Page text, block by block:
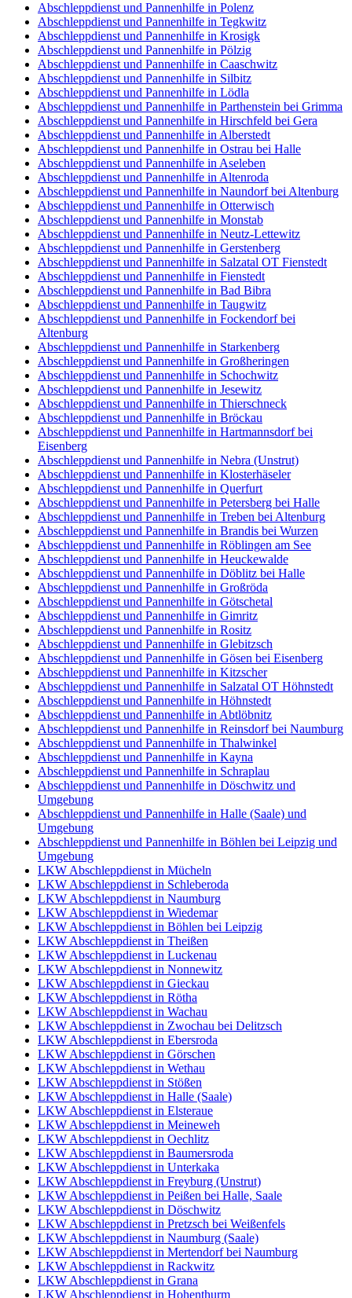
Abschleppdienst und Pannenhilfe in Polenz
Abschleppdienst und Pannenhilfe in Tegkwitz
Abschleppdienst und Pannenhilfe in Krosigk
Abschleppdienst und Pannenhilfe in Pölzig
Abschleppdienst und Pannenhilfe in Caaschwitz
Abschleppdienst und Pannenhilfe in Silbitz
Abschleppdienst und Pannenhilfe in Lödla
Abschleppdienst und Pannenhilfe in Parthenstein bei Grimma
Abschleppdienst und Pannenhilfe in Hirschfeld bei Gera
Abschleppdienst und Pannenhilfe in Alberstedt
Abschleppdienst und Pannenhilfe in Ostrau bei Halle
Abschleppdienst und Pannenhilfe in Aseleben
Abschleppdienst und Pannenhilfe in Altenroda
Abschleppdienst und Pannenhilfe in Naundorf bei Altenburg
Abschleppdienst und Pannenhilfe in Otterwisch
Abschleppdienst und Pannenhilfe in Monstab
Abschleppdienst und Pannenhilfe in Neutz-Lettewitz
Abschleppdienst und Pannenhilfe in Gerstenberg
Abschleppdienst und Pannenhilfe in Salzatal OT Fienstedt
Abschleppdienst und Pannenhilfe in Fienstedt
Abschleppdienst und Pannenhilfe in Bad Bibra
Abschleppdienst und Pannenhilfe in Taugwitz
Abschleppdienst und Pannenhilfe in Fockendorf bei
Altenburg
Abschleppdienst und Pannenhilfe in Starkenberg
Abschleppdienst und Pannenhilfe in Großheringen
Abschleppdienst und Pannenhilfe in Schochwitz
Abschleppdienst und Pannenhilfe in Jesewitz
Abschleppdienst und Pannenhilfe in Thierschneck
Abschleppdienst und Pannenhilfe in Bröckau
Abschleppdienst und Pannenhilfe in Hartmannsdorf bei
Eisenberg
Abschleppdienst und Pannenhilfe in Nebra (Unstrut)
Abschleppdienst und Pannenhilfe in Klosterhäseler
Abschleppdienst und Pannenhilfe in Querfurt
Abschleppdienst und Pannenhilfe in Petersberg bei Halle
Abschleppdienst und Pannenhilfe in Treben bei Altenburg
Abschleppdienst und Pannenhilfe in Brandis bei Wurzen
Abschleppdienst und Pannenhilfe in Röblingen am See
Abschleppdienst und Pannenhilfe in Heuckewalde
Abschleppdienst und Pannenhilfe in Döblitz bei Halle
Abschleppdienst und Pannenhilfe in Großröda
Abschleppdienst und Pannenhilfe in Götschetal
Abschleppdienst und Pannenhilfe in Gimritz
Abschleppdienst und Pannenhilfe in Rositz
Abschleppdienst und Pannenhilfe in Glebitzsch
Abschleppdienst und Pannenhilfe in Gösen bei Eisenberg
Abschleppdienst und Pannenhilfe in Kitzscher
Abschleppdienst und Pannenhilfe in Salzatal OT Höhnstedt
Abschleppdienst und Pannenhilfe in Höhnstedt
Abschleppdienst und Pannenhilfe in Abtlöbnitz
Abschleppdienst und Pannenhilfe in Reinsdorf bei Naumburg
Abschleppdienst und Pannenhilfe in Thalwinkel
Abschleppdienst und Pannenhilfe in Kayna
Abschleppdienst und Pannenhilfe in Schraplau
Abschleppdienst und Pannenhilfe in Döschwitz und
Umgebung
Abschleppdienst und Pannenhilfe in Halle (Saale) und
Umgebung
Abschleppdienst und Pannenhilfe in Böhlen bei Leipzig und
Umgebung
LKW Abschleppdienst in Mücheln
LKW Abschleppdienst in Schleberoda
LKW Abschleppdienst in Naumburg
LKW Abschleppdienst in Wiedemar
LKW Abschleppdienst in Böhlen bei Leipzig
LKW Abschleppdienst in Theißen
LKW Abschleppdienst in Luckenau
LKW Abschleppdienst in Nonnewitz
LKW Abschleppdienst in Gieckau
LKW Abschleppdienst in Rötha
LKW Abschleppdienst in Wachau
LKW Abschleppdienst in Zwochau bei Delitzsch
LKW Abschleppdienst in Ebersroda
LKW Abschleppdienst in Görschen
LKW Abschleppdienst in Wethau
LKW Abschleppdienst in Stößen
LKW Abschleppdienst in Halle (Saale)
LKW Abschleppdienst in Elsteraue
LKW Abschleppdienst in Meineweh
LKW Abschleppdienst in Oechlitz
LKW Abschleppdienst in Baumersroda
LKW Abschleppdienst in Unterkaka
LKW Abschleppdienst in Freyburg (Unstrut)
LKW Abschleppdienst in Peißen bei Halle, Saale
LKW Abschleppdienst in Döschwitz
LKW Abschleppdienst in Pretzsch bei Weißenfels
LKW Abschleppdienst in Naumburg (Saale)
LKW Abschleppdienst in Mertendorf bei Naumburg
LKW Abschleppdienst in Rackwitz
LKW Abschleppdienst in Grana
LKW Abschleppdienst in Hohenthurm